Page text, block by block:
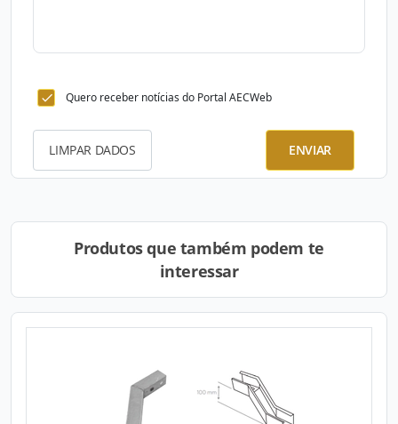
Quero receber notícias do Portal AECWeb
LIMPAR DADOS ENVIAR
Produtos que também podem te
interessar